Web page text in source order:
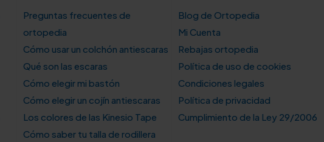
Preguntas frecuentes de
ortopedia
Cómo usar un colchón antiescaras
Qué son las escaras
Cómo elegir mi bastón
Cómo elegir un cojín antiescaras
Los colores de las Kinesio Tape
Cómo saber tu talla de rodillera
Blog de Ortopedia
Mi Cuenta
Rebajas ortopedia
Política de uso de cookies
Condiciones legales
Política de privacidad
Cumplimiento de la Ley 29/2006